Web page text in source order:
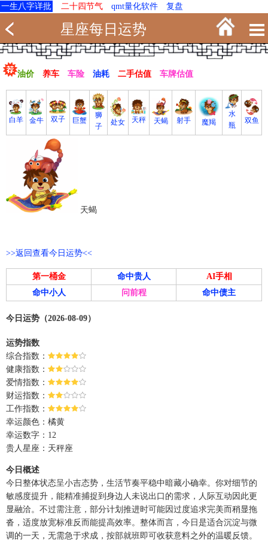
一生八字详批 二十四节气 qmt量化软件 复盘
星座每日运势
油价 养车 车险 油耗 二手估值 车牌估值
白羊 金牛 双子 巨蟹
狮
子
处女 天秤 天蝎 射手 魔羯
水
瓶
双鱼
天蝎
>>返回查看今日运势<<
第一桶金 命中贵人
AI手相
命中小人
问前程 命中债主
今日运势（2026-08-09）
运势指数
综合指数：
健康指数：
爱情指数：
财运指数：
工作指数：
幸运颜色：橘黄
幸运数字：12
贵人星座：天秤座
今日概述
今日整体状态呈小吉态势，生活节奏平稳中暗藏小确幸。你对细节的
敏感度提升，能精准捕捉到身边人未说出口的需求，人际互动因此更
显融洽。不过需注意，部分计划推进时可能因过度追求完美而稍显拖
沓，适度放宽标准反而能提高效率。整体而言，今日是适合沉淀与微
调的一天，无需急于求成，按部就班即可收获意料之外的温暖反馈。